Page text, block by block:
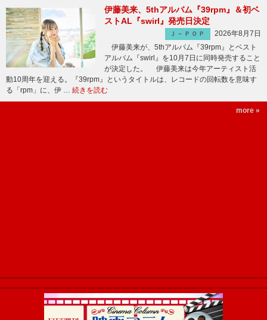
伊藤美来、5thアルバム『39rpm』＆初ベ
ストAL『swirl』発売日決定
Ｊ－ＰＯＰ
2026年8月7日
伊藤美来が、5thアルバム『39rpm』とベスト
アルバム『swirl』を10月7日に同時発売すること
が決定した。 伊藤美来は今年アーティスト活
動10周年を迎える。『39rpm』というタイトルは、レコードの回転数を意味す
る「rpm」に、伊 … 続きを読む
more »